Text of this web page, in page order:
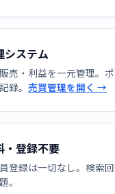
システム
売・利益を一元管理。
録。 売買管理を開く →
・登録不要
登録は一切なし。検索
。